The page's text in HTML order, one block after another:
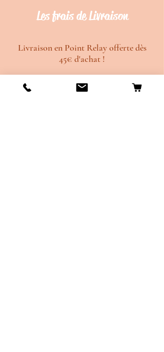
Les frais de Livraison
Livraison en Point Relay offerte dès
45€ d'achat !